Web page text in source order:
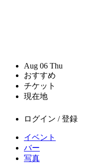
Aug 06 Thu
おすすめ
チケット
現在地
ログイン / 登録
イベント
バー
写真